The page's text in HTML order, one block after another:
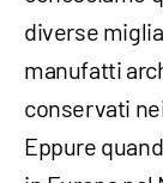
diverse
manufatti
conservati
Eppure